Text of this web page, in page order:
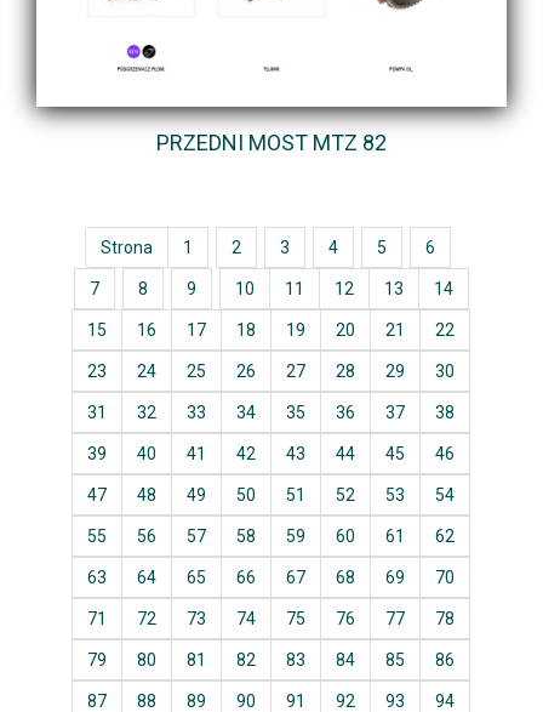
PRZEDNI MOST MTZ 82
Strona 1 2 3 4 5 6
7 8 9 10 11 12 13 14
15 16 17 18 19 20 21 22
23 24 25 26 27 28 29 30
31 32 33 34 35 36 37 38
39 40 41 42 43 44 45 46
47 48 49 50 51 52 53 54
55 56 57 58 59 60 61 62
63 64 65 66 67 68 69 70
71 72 73 74 75 76 77 78
79 80 81 82 83 84 85 86
87 88 89 90 91 92 93 94